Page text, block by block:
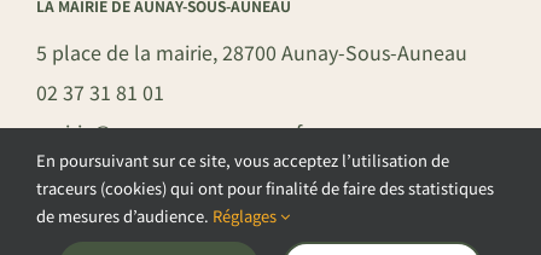
LA MAIRIE DE AUNAY-SOUS-AUNEAU
5 place de la mairie, 28700 Aunay-Sous-Auneau
02 37 31 81 01
mairie@aunay-sous-auneau.fr
©COPYRIGHT 2026 – COMMUNE DE AUNAY-SOUS-AUNEAU –
En poursuivant sur ce site, vous acceptez l’utilisation de
traceurs (cookies) qui ont pour finalité de faire des statistiques
de mesures d’audience. Réglages